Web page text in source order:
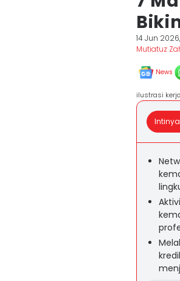
14 Jun
Mutiatuz
News
ilustrasi